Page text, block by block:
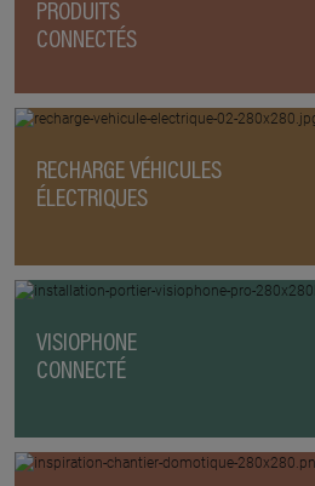
PRODUITS
CONNECTÉS
RECHARGE VÉHICULES
ÉLECTRIQUES
VISIOPHONE
CONNECTÉ